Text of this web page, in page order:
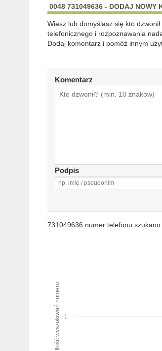
0048 731049636 - DODAJ NOWY
Wiesz lub domyślasz się kto
telefonicznego i rozpoznawania
Dodaj komentarz i pomóż innym
Komentarz
Podpis
731049636 numer telefonu
Ilość wyszukiwań numeru 1